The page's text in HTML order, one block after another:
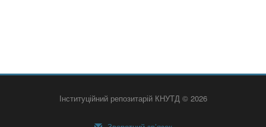
Інституційний репозитарій КНУТД © 2026